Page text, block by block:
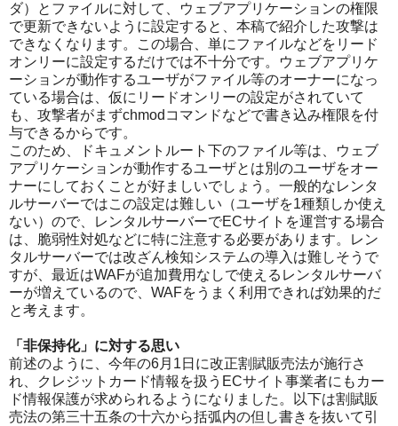
ダ）とファイルに対して、ウェブアプリケーションの権限
で更新できないように設定すると、本稿で紹介した攻撃は
できなくなります。この場合、単にファイルなどをリード
オンリーに設定するだけでは不十分です。ウェブアプリケ
ーションが動作するユーザがファイル等のオーナーになっ
ている場合は、仮にリードオンリーの設定がされていて
も、攻撃者がまずchmodコマンドなどで書き込み権限を付
与できるからです。
このため、ドキュメントルート下のファイル等は、ウェブ
アプリケーションが動作するユーザとは別のユーザをオー
ナーにしておくことが好ましいでしょう。一般的なレンタ
ルサーバーではこの設定は難しい（ユーザを1種類しか使え
ない）ので、レンタルサーバーでECサイトを運営する場合
は、脆弱性対処などに特に注意する必要があります。レン
タルサーバーでは改ざん検知システムの導入は難しそうで
すが、最近はWAFが追加費用なしで使えるレンタルサーバ
ーが増えているので、WAFをうまく利用できれば効果的だ
と考えます。
「非保持化」に対する思い
前述のように、今年の6月1日に改正割賦販売法が施行さ
れ、クレジットカード情報を扱うECサイト事業者にもカー
ド情報保護が求められるようになりました。以下は割賦販
売法の第三十五条の十六から括弧内の但し書きを抜いて引